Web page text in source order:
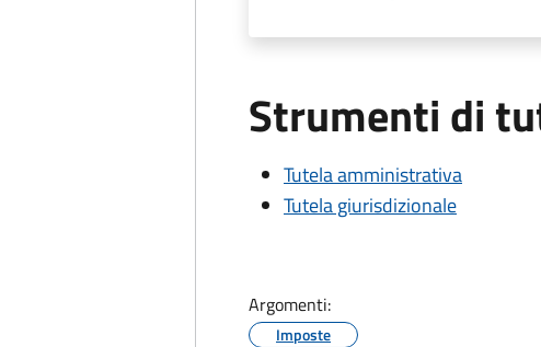
Strumenti di
Tutela amministrativa
Tutela giurisdizionale
Argomenti:
Imposte